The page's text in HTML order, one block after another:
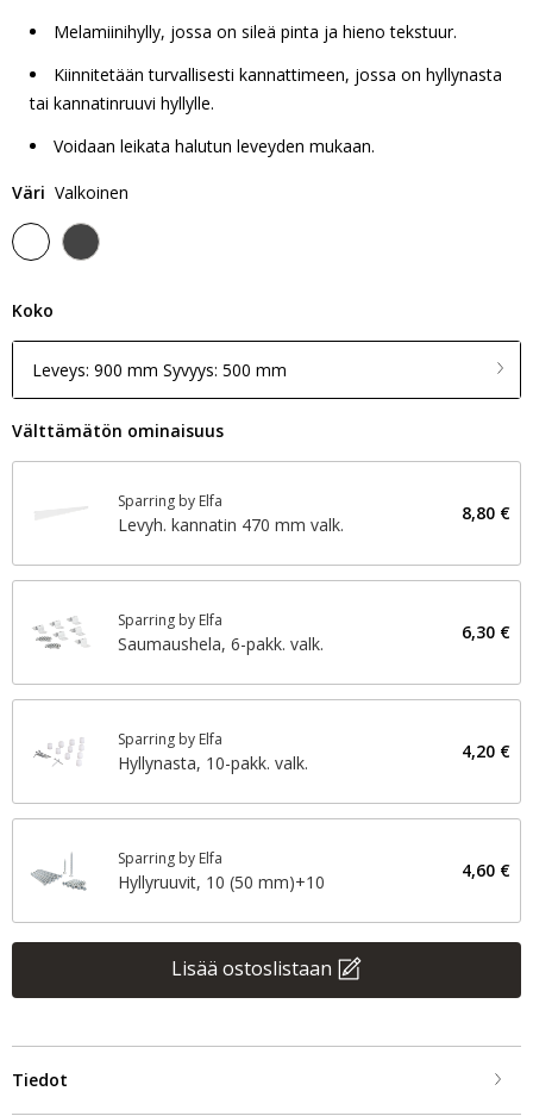
Melamiinihylly, jossa on sileä pinta ja hieno tekstuur.
Kiinnitetään turvallisesti kannattimeen, jossa on hyllynasta
tai kannatinruuvi hyllylle.
Voidaan leikata halutun leveyden mukaan.
Väri Valkoinen
Koko
Leveys: 900 mm Syvyys: 500 mm
Välttämätön ominaisuus
Sparring by Elfa
Levyh. kannatin 470 mm valk.
8,80 €
Sparring by Elfa
Saumaushela, 6-pakk. valk.
6,30 €
Sparring by Elfa
Hyllynasta, 10-pakk. valk.
4,20 €
Sparring by Elfa
Hyllyruuvit, 10 (50 mm)+10
4,60 €
Lisää ostoslistaan
Tiedot